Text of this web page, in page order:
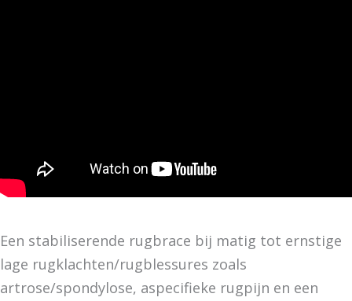
Een stabiliserende rugbrace bij matig tot ernstige
lage rugklachten/rugblessures zoals
artrose/spondylose, aspecifieke rugpijn en een